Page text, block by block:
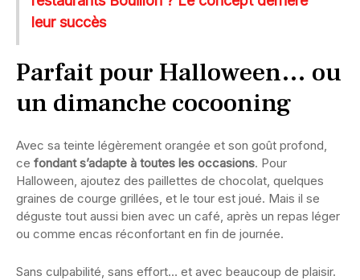
leur succès
Parfait pour Halloween… ou
un dimanche cocooning
Avec sa teinte légèrement orangée et son goût profond,
ce fondant s’adapte à toutes les occasions. Pour
Halloween, ajoutez des paillettes de chocolat, quelques
graines de courge grillées, et le tour est joué. Mais il se
déguste tout aussi bien avec un café, après un repas léger
ou comme encas réconfortant en fin de journée.
Sans culpabilité, sans effort… et avec beaucoup de plaisir.